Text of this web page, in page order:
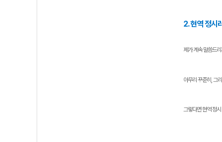
2. 현역 정시
제가 계속 말씀드
아무리 꾸준히, 그
그렇다면 현역 정